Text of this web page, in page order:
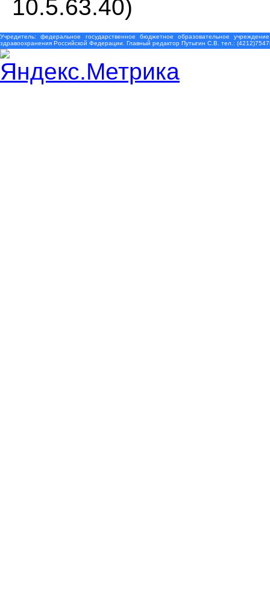
10.5.63.40)
Учредитель: федеральное государственное бюджетное образовательное
здравоохранения Российской Федерации. Главный редактор Путыгин С.В. тел.: